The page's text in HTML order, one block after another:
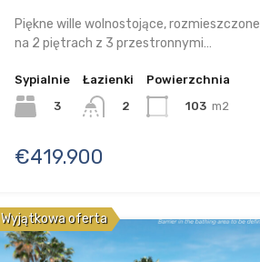
Piękne wille wolnostojące, rozmieszczone
na 2 piętrach z 3 przestronnymi…
Sypialnie
3
Łazienki
2
Powierzchnia
103 m2
€419.900
Wyjątkowa oferta